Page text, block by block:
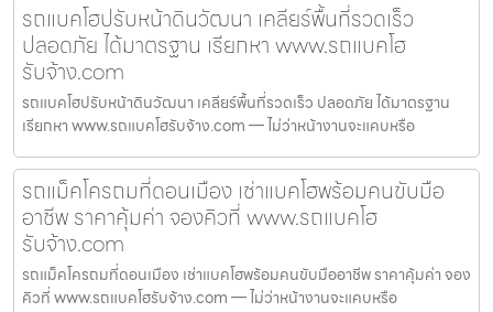
รถแบคโฮปรับหน้าดินวัฒนา เคลียร์พื้นที่รวดเร็ว
ปลอดภัย ได้มาตรฐาน เรียกหา www.รถแบคโฮ
รับจ้าง.com
รถแบคโฮปรับหน้าดินวัฒนา เคลียร์พื้นที่รวดเร็ว ปลอดภัย ได้มาตรฐาน
เรียกหา www.รถแบคโฮรับจ้าง.com — ไม่ว่าหน้างานจะแคบหรือ
รถแม็คโครถมที่ดอนเมือง เช่าแบคโฮพร้อมคนขับมือ
อาชีพ ราคาคุ้มค่า จองคิวที่ www.รถแบคโฮ
รับจ้าง.com
รถแม็คโครถมที่ดอนเมือง เช่าแบคโฮพร้อมคนขับมืออาชีพ ราคาคุ้มค่า จอง
คิวที่ www.รถแบคโฮรับจ้าง.com — ไม่ว่าหน้างานจะแคบหรือ